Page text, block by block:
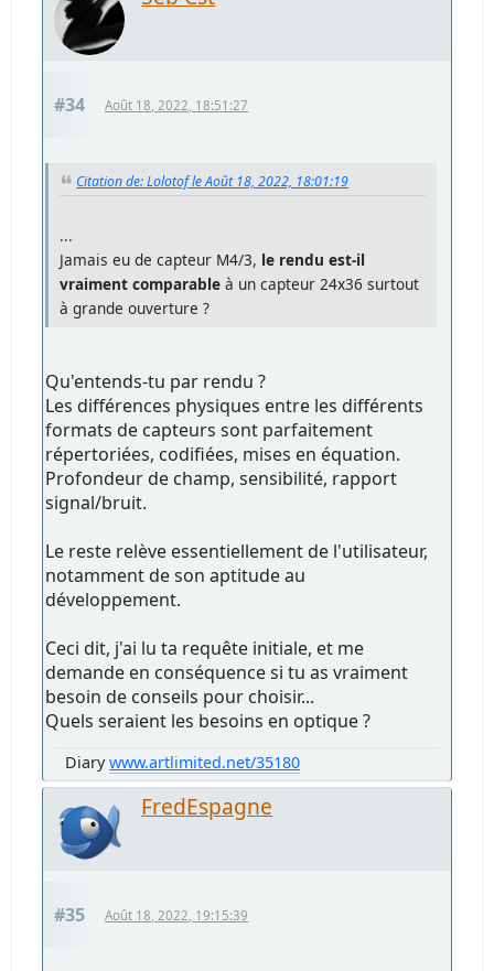
#34 Août 18, 2022, 18:51:27
Citation de: Lolotof le Août 18, 2022, 18:01:19
...
Jamais eu de capteur M4/3, le rendu est-il
vraiment comparable à un capteur 24x36 surtout
à grande ouverture ?
Qu'entends-tu par rendu ?
Les différences physiques entre les différents
formats de capteurs sont parfaitement
répertoriées, codifiées, mises en équation.
Profondeur de champ, sensibilité, rapport
signal/bruit.
Le reste relève essentiellement de l'utilisateur,
notamment de son aptitude au
développement.
Ceci dit, j'ai lu ta requête initiale, et me
demande en conséquence si tu as vraiment
besoin de conseils pour choisir...
Quels seraient les besoins en optique ?
Diarywww.artlimited.net/35180
FredEspagne
#35 Août 18, 2022, 19:15:39